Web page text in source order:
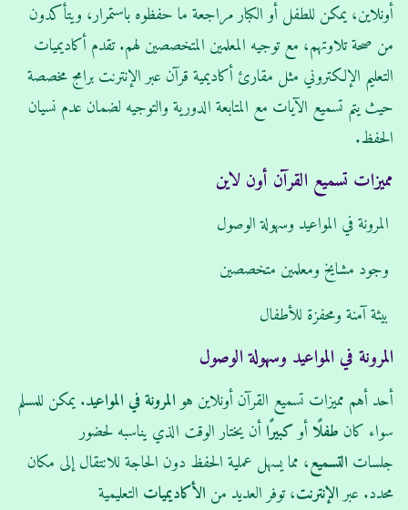
أونلاين، يمكن للطفل أو الكبار مراجعة ما حفظوه باستمرار، ويتأكدون
من صحة تلاوتهم، مع توجيه المعلمين المتخصصين لهم. تقدم أكاديميات
التعليم الإلكتروني مثل مقارئ أكاديمية قرآن عبر الإنترنت برامج مخصصة
حيث يتم تسميع الآيات مع المتابعة الدورية والتوجيه لضمان عدم نسيان
الحفظ.
مميزات تسميع القرآن أون لاين
المرونة في المواعيد وسهولة الوصول
وجود مشايخ ومعلمين متخصصين
بيئة آمنة ومحفزة للأطفال
المرونة في المواعيد وسهولة الوصول
أحد أهم مميزات تسميع القرآن أونلاين هوالمرونة في المواعيد. يمكن للمسلم
سواء كانطفلًاأوكبيرًاأن يختار الوقت الذي يناسبه لحضور
جلسات التسميع، مما يسهل عملية الحفظ دون الحاجة للانتقال إلى مكان
محدد. عبرالإنترنت، توفر العديد من الأكاديميات التعليمية